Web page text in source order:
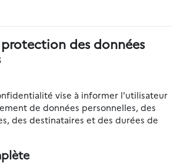
des données
vise à informer l'utilisateur
de données personnelles, des
des destinataires et des durées de